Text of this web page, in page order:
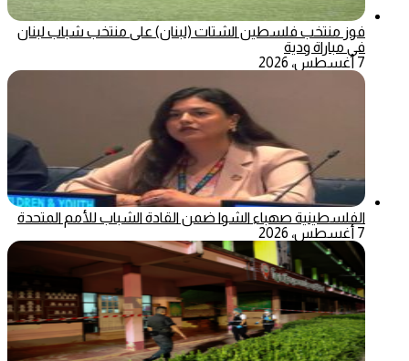
فوز منتخب فلسطين الشتات (لبنان) على منتخب شباب لبنان
في مباراة ودية
7 أغسطس، 2026
الفلسطينية صهباء الشوا ضمن القادة الشباب للأمم المتحدة
7 أغسطس، 2026